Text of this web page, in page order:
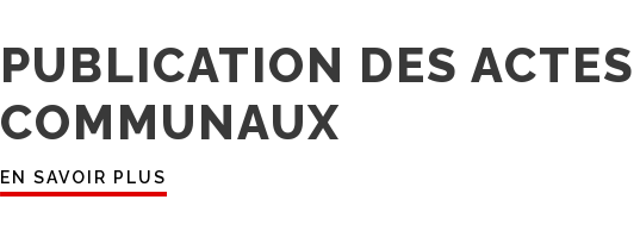
PUBLICATION DES ACTES
COMMUNAUX
EN SAVOIR PLUS